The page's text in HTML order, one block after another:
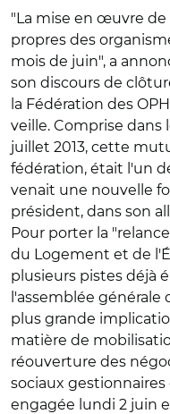
"La mise en œuvre
propres des
mois de juin", a
son discours de
la Fédération des
veille. Comprise dans
juillet 2013, cette
fédération, était l'un
venait une nouvelle
président, dans son
Pour porter la
du Logement et de
plusieurs pistes déjà
l'assemblée générale
plus grande
matière de
réouverture des
sociaux
engagée lundi 2 juin